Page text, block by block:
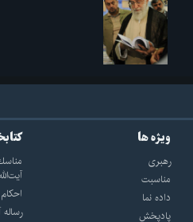
ویژه ها
رهبری
مناسبت
داده نما
پادپخش